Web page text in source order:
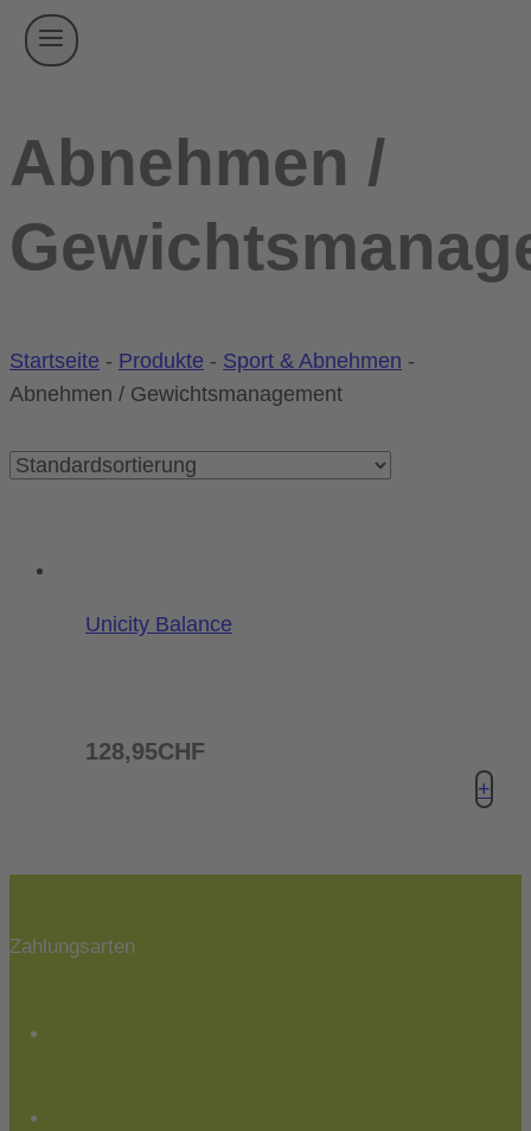
Abnehmen /
Startseite - Produkte - Sport & Abnehmen -
Abnehmen / Gewichtsmanagement
Unicity Balance
128,95CHF
+
Zahlungsarten